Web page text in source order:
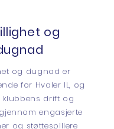
og
og dugnad er
for Hvaler IL, og
drift og
engasjerte
og støttespillere